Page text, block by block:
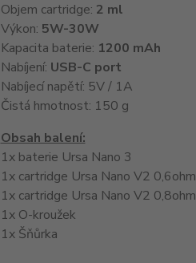
Objem cartridge: 2 ml
Výkon: 5W-30W
Kapacita baterie: 1200 mAh
Nabíjení: USB-C port
Nabíjecí napětí: 5V / 1A
Čistá hmotnost: 150 g
Obsah balení:
1x baterie Ursa Nano 3
1x cartridge Ursa Nano V2 0,6ohm
1x cartridge Ursa Nano V2 0,8ohm
1x O-kroužek
1x Šňůrka